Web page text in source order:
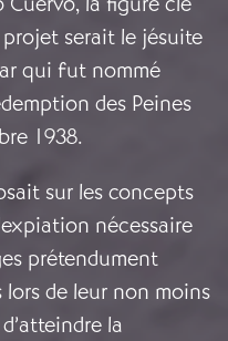
serait le jésuite
qui fut nommé
des Peines
1938.
sur les concepts
nécessaire
prétendument
de leur non moins
la